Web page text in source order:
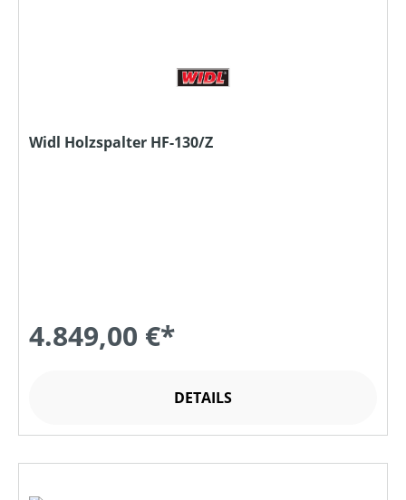
Widl Holzspalter HF-130/Z
4.849,00 €*
DETAILS